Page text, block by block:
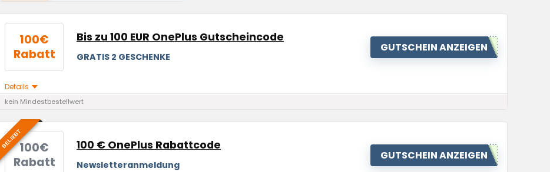
100€
Rabatt
Bis zu 100 EUR OnePlus Gutscheincode
GRATIS 2 GESCHENKE
GUTSCHEIN ANZEIGEN
Details
kein Mindestbestellwert
BELIEBT100€
Rabatt
100 € OnePlus Rabattcode
Newsletteranmeldung
GUTSCHEIN ANZEIGEN